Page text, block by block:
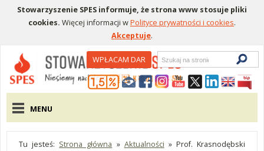
Stowarzyszenie SPES informuje, że strona www stosuje pliki
cookies. Więcej informacji wPolityce prywatności i cookies.
Akceptuje.
Menu pomocniczeWPŁACAM DAR
Wyszukiwarka
Menu główne
MENU
Tu jesteś: Strona główna » Aktualności » Prof. Krasnodębski